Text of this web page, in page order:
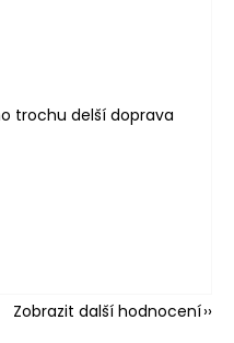
je 5 z 5 hvězdiček.
trochu delší doprava
je 5 z 5 hvězdiček.
Zobrazit další hodnocení